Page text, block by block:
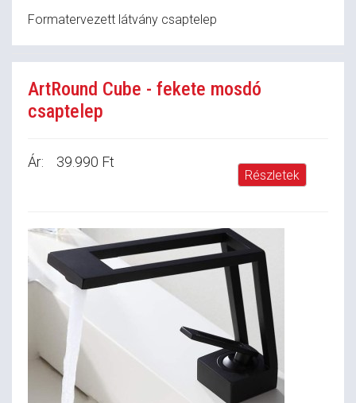
Formatervezett látvány csaptelep
ArtRound Cube - fekete mosdó
csaptelep
Ár: 39.990 Ft
Részletek